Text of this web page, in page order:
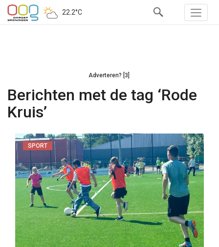
22.2°C
Adverteren? [3]
Berichten met de tag ‘Rode
Kruis’
SPORT